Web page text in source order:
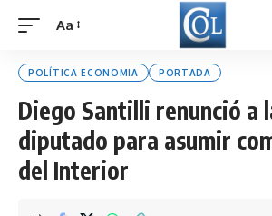
Font
Aa
POLÍTICA ECONOMIA PORTADA
Diego Santilli renunció a
diputado para asumir
del Interior